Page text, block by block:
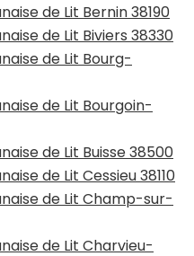
de Lit Bernin 38190
de Lit Biviers 38330
de Lit Bourg-
de Lit Bourgoin-
de Lit Buisse 38500
de Lit Cessieu 38110
de Lit Champ-sur-
de Lit Charvieu-